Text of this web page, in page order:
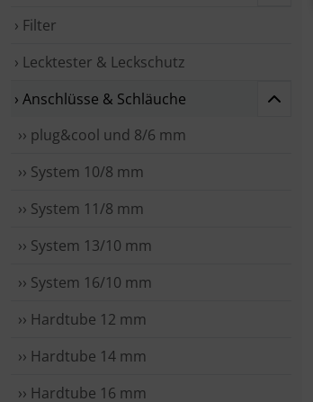
› Filter
› Lecktester & Leckschutz
› Anschlüsse & Schläuche
›› plug&cool und 8/6 mm
›› System 10/8 mm
›› System 11/8 mm
›› System 13/10 mm
›› System 16/10 mm
›› Hardtube 12 mm
›› Hardtube 14 mm
›› Hardtube 16 mm